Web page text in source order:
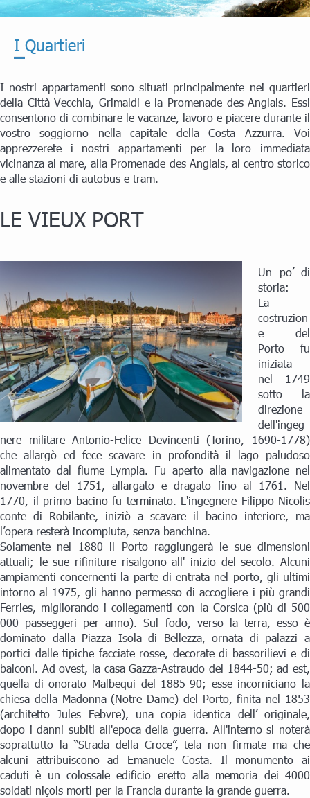
I Quartieri
I nostri appartamenti sono situati principalmente nei quartieri
della Città Vecchia, Grimaldi e la Promenade des Anglais. Essi
consentono di combinare le vacanze, lavoro e piacere durante il
vostro soggiorno nella capitale della Costa Azzurra. Voi
apprezzerete i nostri appartamenti per la loro immediata
vicinanza al mare, alla Promenade des Anglais, al centro storico
e alle stazioni di autobus e tram.
LE VIEUX PORT
Un po’ di
storia:
La
costruzion
e del
Porto fu
iniziata
nel 1749
sotto la
direzione
dell'ingeg
nere militare Antonio-Felice Devincenti (Torino, 1690-1778)
che allargò ed fece scavare in profondità il lago paludoso
alimentato dal fiume Lympia. Fu aperto alla navigazione nel
novembre del 1751, allargato e dragato fino al 1761. Nel
1770, il primo bacino fu terminato. L'ingegnere Filippo Nicolis
conte di Robilante, iniziò a scavare il bacino interiore, ma
l’opera resterà incompiuta, senza banchina.
Solamente nel 1880 il Porto raggiungerà le sue dimensioni
attuali; le sue rifiniture risalgono all' inizio del secolo. Alcuni
ampiamenti concernenti la parte di entrata nel porto, gli ultimi
intorno al 1975, gli hanno permesso di accogliere i più grandi
Ferries, migliorando i collegamenti con la Corsica (più di 500
000 passeggeri per anno). Sul fodo, verso la terra, esso è
dominato dalla Piazza Isola di Bellezza, ornata di palazzi a
portici dalle tipiche facciate rosse, decorate di bassorilievi e di
balconi. Ad ovest, la casa Gazza-Astraudo del 1844-50; ad est,
quella di onorato Malbequi del 1885-90; esse incorniciano la
chiesa della Madonna (Notre Dame) del Porto, finita nel 1853
(architetto Jules Febvre), una copia identica dell’ originale,
dopo i danni subiti all'epoca della guerra. All'interno si noterà
soprattutto la “Strada della Croce”, tela non firmate ma che
alcuni attribuiscono ad Emanuele Costa. Il monumento ai
caduti è un colossale edificio eretto alla memoria dei 4000
soldati niçois morti per la Francia durante la grande guerra.